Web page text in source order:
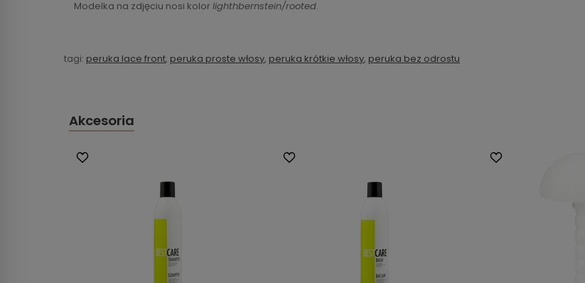
Modelka na zdjęciu nosi kolor lighthbernstein/rooted.
tagi: peruka lace front, peruka proste włosy, peruka krótkie włosy, peruka bez odrostu
Akcesoria